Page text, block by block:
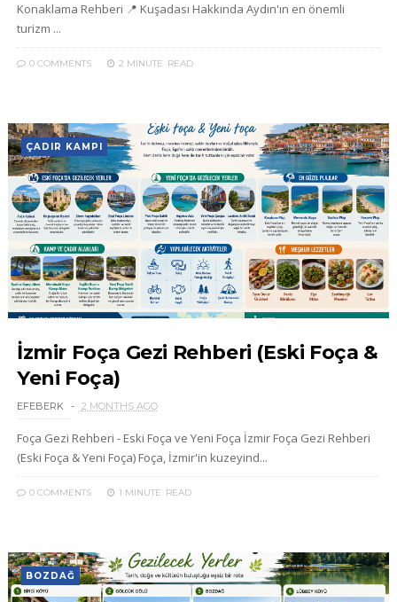
Konaklama Rehberi 📍 Kuşadası Hakkında Aydın'ın en önemli
turizm ...
0 COMMENTS 2 MINUTE READ
ÇADIR KAMPI
İzmir Foça Gezi Rehberi (Eski Foça &
Yeni Foça)
EFEBERK 2 MONTHS AGO
Foça Gezi Rehberi - Eski Foça ve Yeni Foça İzmir Foça Gezi Rehberi
(Eski Foça & Yeni Foça) Foça, İzmir'in kuzeyind...
0 COMMENTS 1 MINUTE READ
BOZDAĞ